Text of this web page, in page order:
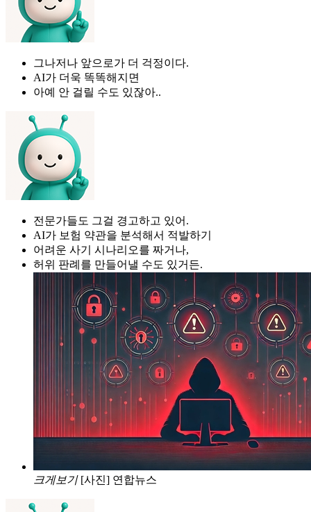
그나저나 앞으로가 더 걱정이다.
AI가 더욱 똑똑해지면
아예 안 걸릴 수도 있잖아..
전문가들도 그걸 경고하고 있어.
AI가 보험 약관을 분석해서 적발하기
어려운 사기 시나리오를 짜거나,
허위 판례를 만들어낼 수도 있거든.
크게보기 [사진] 연합뉴스